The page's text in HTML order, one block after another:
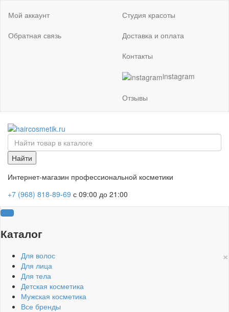
Мой аккаунт
Обратная связь
Студия красоты
Доставка и оплата
Контакты
instagram
Отзывы
Найти
Интернет-магазин профессиональной косметики
+7 (968) 818-89-69 с 09:00 до 21:00
Каталог
×
Для волос
Для лица
Для тела
Детская косметика
Мужская косметика
Все бренды